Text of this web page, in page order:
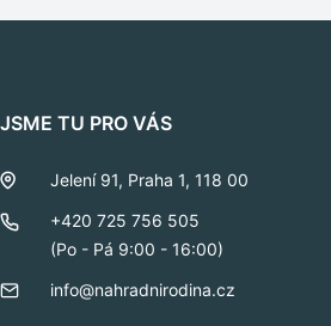
JSME TU PRO VÁS
Jelení 91, Praha 1, 118 00
+420 725 756 505
(Po - Pá 9:00 - 16:00)
info@nahradnirodina.cz